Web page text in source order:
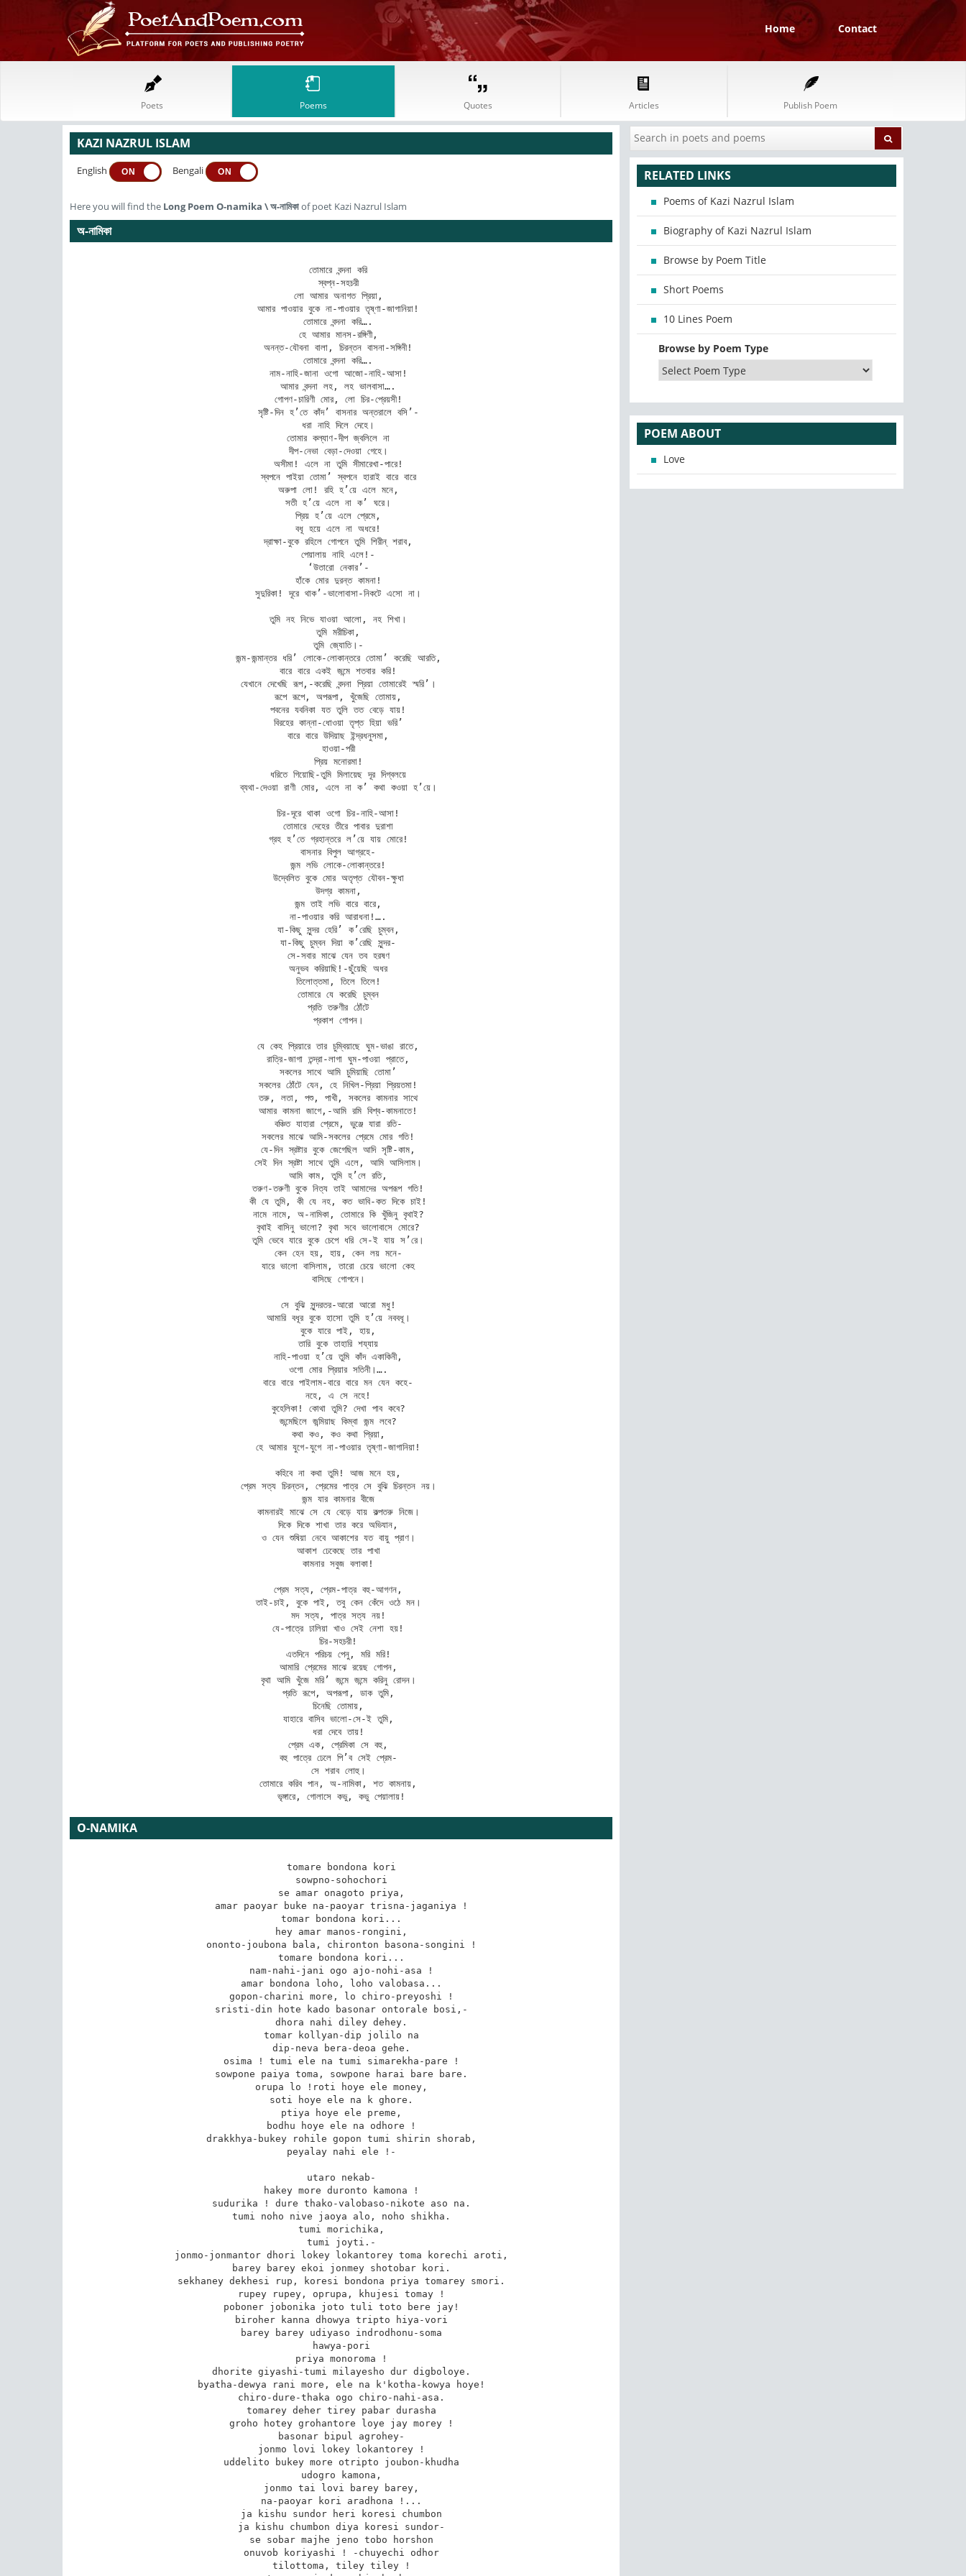
Home Contact
Poets Poems Quotes Articles Publish Poem
KAZI NAZRUL ISLAM
English ON Bengali ON
Here you will find the Long Poem O-namika \অ-নামিকাof poet Kazi Nazrul Islam
অ-নামিকা
তোমারে বন্দনা করি
স্বপ্ন-সহচরী
লো আমার অনাগত প্রিয়া,
আমার পাওয়ার বুকে না-পাওয়ার তৃষ্ণা-জাগানিয়া!
তোমারে বন্দনা করি….
হে আমার মানস-রঙ্গিণী,
অনন্ত-যৌবনা বালা, চিরন্তন বাসনা-সঙ্গিনী!
তোমারে বন্দনা করি….
নাম-নাহি-জানা ওগো আজো-নাহি-আসা!
আমার বন্দনা লহ, লহ ভালবাসা….
গোপণ-চারিণী মোর, লো চির-প্রেয়সী!
সৃষ্টি-দিন হ’তে কাঁদ’ বাসনার অন্তরালে বসি’-
ধরা নাহি দিলে দেহে।
তোমার কল্যাণ-দীপ জ্বলিলে না
দীপ-নেভা বেড়া-দেওয়া গেহে।
অসীমা! এলে না তুমি সীমারেখা-পারে!
স্বপনে পাইয়া তোমা’ স্বপনে হারাই বারে বারে
অরুপা লো! রহি হ’য়ে এলে মনে,
সতী হ’য়ে এলে না ক’ ঘরে।
প্রিয় হ’য়ে এলে প্রেমে,
বধূ হয়ে এলে না অধরে!
দ্রাক্ষা-বুকে রহিলে গোপনে তুমি শিরীন্‌ শরাব,
পেয়ালায় নাহি এলে!-
‘উতারো নেকার’-
হাঁকে মোর দুরন্ত কামনা!
সুদুরিকা! দূরে থাক’-ভালোবাসা-নিকটে এসো না।
তুমি নহ নিভে যাওয়া আলো, নহ শিখা।
তুমি মরীচিকা,
তুমি জ্যোতি।-
জন্ম-জন্মান্তর ধরি’ লোকে-লোকান্তরে তোমা’ করেছি আরতি,
বারে বারে একই জন্মে শতবার করি!
যেখানে দেখেছি রূপ,-করেছি বন্দনা প্রিয়া তোমারেই স্মরি’।
রূপে রূপে, অপরূপা, খুঁজেছি তোমায়,
পবনের যবনিকা যত তুলি তত বেড়ে যায়!
বিরহের কান্না-ধোওয়া তৃপ্ত হিয়া ভরি’
বারে বারে উদিয়াছ ইন্দ্রধনুসমা,
হাওয়া-পরী
প্রিয় মনোরমা!
ধরিতে গিয়োছি-তুমি মিলায়েছ দূর দিগ্বলয়ে
ব্যথা-দেওয়া রাণী মোর, এলে না ক’ কথা কওয়া হ’য়ে।
চির-দূরে থাকা ওগো চির-নাহি-আসা!
তোমারে দেহের তীরে পাবার দুরাশা
গ্রহ হ’তে গ্রহান্তরে ল’য়ে যায় মোরে!
বাসনার বিপুল আগ্রহে-
জন্ম লভি লোকে-লোকান্তরে!
উদ্বেলিত বুকে মোর অতৃপ্ত যৌবন-ক্ষুধা
উদগ্র কামনা,
জন্ম তাই লভি বারে বারে,
না-পাওয়ার করি আরাধনা!….
যা-কিছু সুন্দর হেরি’ ক’রেছি চুম্বন,
যা-কিছু চুম্বন দিয়া ক’রেছি সুন্দর-
সে-সবার মাঝে যেন তব হরষণ
অনুভব করিয়াছি!-ছুঁয়েছি অধর
তিলোত্তমা, তিলে তিলে!
তোমারে যে করেছি চুম্বন
প্রতি তরুণীর ঠোঁটে
প্রকাশ গোপন।
যে কেহ প্রিয়ারে তার চুম্বিয়াছে ঘুম-ভাঙা রাতে,
রাত্রি-জাগা তন্দ্রা-লাগা ঘুম-পাওয়া প্রাতে,
সকলের সাথে আমি চুমিয়াছি তোমা’
সকলের ঠোঁটে যেন, হে নিখিল-প্রিয়া প্রিয়তমা!
তরু, লতা, পশু, পাখী, সকলের কামনার সাথে
আমার কামনা জাগে,-আমি রমি বিশ্ব-কামনাতে!
বঞ্চিত যাহারা প্রেমে, ভুঞ্জে যারা রতি-
সকলের মাঝে আমি-সকলের প্রেমে মোর গতি!
যে-দিন স্রষ্টার বুকে জেগেছিল আদি সৃষ্টি-কাম,
সেই দিন স্রষ্টা সাথে তুমি এলে, আমি আসিলাম।
আমি কাম, তুমি হ’লে রতি,
তরুণ-তরুণী বুকে নিত্য তাই আমাদের অপরূপ গতি!
কী যে তুমি, কী যে নহ, কত ভাবি-কত দিকে চাই!
নামে নামে, অ-নামিকা, তোমারে কি খুঁজিনু বৃথাই?
বৃথাই বাসিনু ভালো? বৃথা সবে ভালোবাসে মোরে?
তুমি ভেবে যারে বুকে চেপে ধরি সে-ই যায় স’রে।
কেন হেন হয়, হায়, কেন লয় মনে-
যারে ভালো বাসিলাম, তারো চেয়ে ভালো কেহ
বাসিছে গোপনে।
সে বুঝি সুন্দরতর-আরো আরো মধু!
আমারি বধূর বুকে হাসো তুমি হ’য়ে নববধূ।
বুকে যারে পাই, হায়,
তারি বুকে তাহারি শয্যায়
নাহি-পাওয়া হ’য়ে তুমি কাঁদ একাকিনী,
ওগো মোর প্রিয়ার সতিনী।….
বারে বারে পাইলাম-বারে বারে মন যেন কহে-
নহে, এ সে নহে!
কুহেলিকা! কোথা তুমি? দেখা পাব কবে?
জন্মেছিলে জন্মিয়াছ কিম্বা জন্ম লবে?
কথা কও, কও কথা প্রিয়া,
হে আমার যুগে-যুগে না-পাওয়ার তৃষ্ণা-জাগানিয়া!
কহিবে না কথা তুমি! আজ মনে হয়,
প্রেম সত্য চিরন্তন, প্রেমের পাত্র সে বুঝি চিরন্তন নয়।
জন্ম যার কামনার বীজে
কামনারই মাঝে সে যে বেড়ে যায় কল্পতরু নিজে।
দিকে দিকে শাখা তার করে অভিযান,
ও যেন শুষিয়া নেবে আকাশের যত বায়ু প্রাণ।
আকাশ ঢেকেছে তার পাখা
কামনার সবুজ বলাকা!
প্রেম সত্য, প্রেম-পাত্র বহু-আগণন,
তাই-চাই, বুকে পাই, তবু কেন কেঁদে ওঠে মন।
মদ সত্য, পাত্র সত্য নয়!
যে-পাত্রে ঢালিয়া খাও সেই নেশা হয়!
চির-সহচরী!
এতদিনে পরিচয় পেনু, মরি মরি!
আমারি প্রেমের মাঝে রয়েছ গোপন,
বৃথা আমি খুঁজে মরি’ জন্মে জন্মে করিনু রোদন।
প্রতি রূপে, অপরূপা, ডাক তুমি,
চিনেছি তোমায়,
যাহারে বাসিব ভালো-সে-ই তুমি,
ধরা দেবে তায়!
প্রেম এক, প্রেমিকা সে বহু,
বহু পাত্রে ঢেলে পি’ব সেই প্রেম-
সে শরাব লোহু।
তোমারে করিব পান, অ-নামিকা, শত কামনায়,
ভৃঙ্গারে, গোলাসে কভু, কভু পেয়ালায়!
O-NAMIKA
tomare bondona kori
sowpno-sohochori
se amar onagoto priya,
amar paoyar buke na-paoyar trisna-jaganiya !
tomar bondona kori...
hey amar manos-rongini,
ononto-joubona bala, chironton basona-songini !
tomare bondona kori...
nam-nahi-jani ogo ajo-nohi-asa !
amar bondona loho, loho valobasa...
gopon-charini more, lo chiro-preyoshi !
sristi-din hote kado basonar ontorale bosi,-
dhora nahi diley dehey.
tomar kollyan-dip jolilo na
dip-neva bera-deoa gehe.
osima ! tumi ele na tumi simarekha-pare !
sowpone paiya toma, sowpone harai bare bare.
orupa lo !roti hoye ele money,
soti hoye ele na k ghore.
ptiya hoye ele preme,
bodhu hoye ele na odhore !
drakkhya-bukey rohile gopon tumi shirin shorab,
peyalay nahi ele !-
utaro nekab-
hakey more duronto kamona !
sudurika ! dure thako-valobaso-nikote aso na.
tumi noho nive jaoya alo, noho shikha.
tumi morichika,
tumi joyti.-
jonmo-jonmantor dhori lokey lokantorey toma korechi aroti,
barey barey ekoi jonmey shotobar kori.
sekhaney dekhesi rup, koresi bondona priya tomarey smori.
rupey rupey, oprupa, khujesi tomay !
poboner jobonika joto tuli toto bere jay!
biroher kanna dhowya tripto hiya-vori
barey barey udiyaso indrodhonu-soma
hawya-pori
priya monoroma !
dhorite giyashi-tumi milayesho dur digboloye.
byatha-dewya rani more, ele na k'kotha-kowya hoye!
chiro-dure-thaka ogo chiro-nahi-asa.
tomarey deher tirey pabar durasha
groho hotey grohantore loye jay morey !
basonar bipul agrohey-
jonmo lovi lokey lokantorey !
uddelito bukey more otripto joubon-khudha
udogro kamona,
jonmo tai lovi barey barey,
na-paoyar kori aradhona !...
ja kishu sundor heri koresi chumbon
ja kishu chumbon diya koresi sundor-
se sobar majhe jeno tobo horshon
onuvob koriyashi ! -chuyechi odhor
tilottoma, tiley tiley !
RELATED LINKS
Poems of Kazi Nazrul Islam
Biography of Kazi Nazrul Islam
Browse by Poem Title
Short Poems
10 Lines Poem
Browse by Poem Type
POEM ABOUT
Love